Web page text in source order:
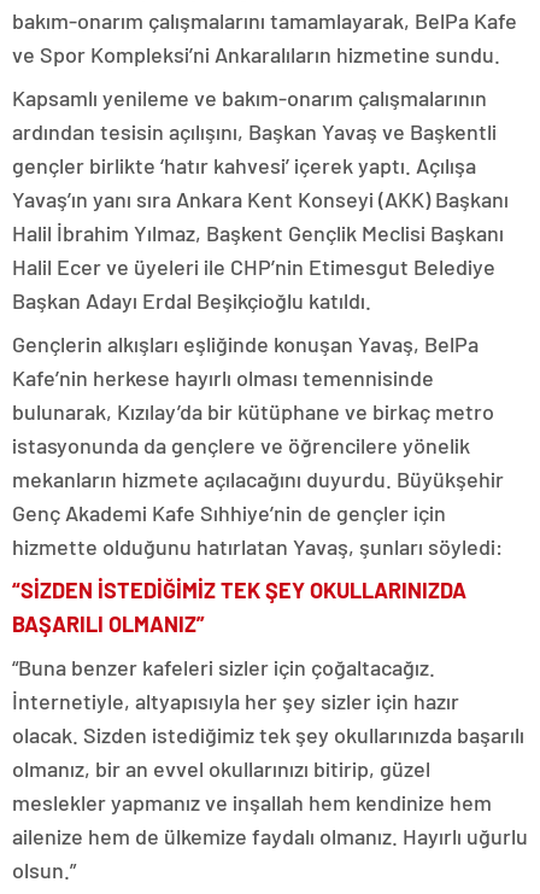
bakım-onarım çalışmalarını tamamlayarak, BelPa Kafe
ve Spor Kompleksi’ni Ankaralıların hizmetine sundu.
Kapsamlı yenileme ve bakım-onarım çalışmalarının
ardından tesisin açılışını, Başkan Yavaş ve Başkentli
gençler birlikte ‘hatır kahvesi’ içerek yaptı. Açılışa
Yavaş’ın yanı sıra Ankara Kent Konseyi (AKK) Başkanı
Halil İbrahim Yılmaz, Başkent Gençlik Meclisi Başkanı
Halil Ecer ve üyeleri ile CHP’nin Etimesgut Belediye
Başkan Adayı Erdal Beşikçioğlu katıldı.
Gençlerin alkışları eşliğinde konuşan Yavaş, BelPa
Kafe’nin herkese hayırlı olması temennisinde
bulunarak, Kızılay’da bir kütüphane ve birkaç metro
istasyonunda da gençlere ve öğrencilere yönelik
mekanların hizmete açılacağını duyurdu. Büyükşehir
Genç Akademi Kafe Sıhhiye’nin de gençler için
hizmette olduğunu hatırlatan Yavaş, şunları söyledi:
“SİZDEN İSTEDİĞİMİZ TEK ŞEY OKULLARINIZDA
BAŞARILI OLMANIZ”
“Buna benzer kafeleri sizler için çoğaltacağız.
İnternetiyle, altyapısıyla her şey sizler için hazır
olacak. Sizden istediğimiz tek şey okullarınızda başarılı
olmanız, bir an evvel okullarınızı bitirip, güzel
meslekler yapmanız ve inşallah hem kendinize hem
ailenize hem de ülkemize faydalı olmanız. Hayırlı uğurlu
olsun.”